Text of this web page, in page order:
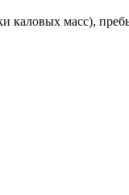
каловых масс),